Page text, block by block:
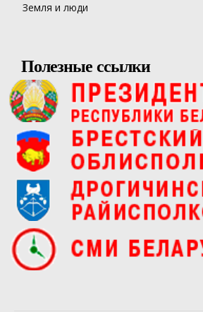
Земля и люди
Полезные ссылки